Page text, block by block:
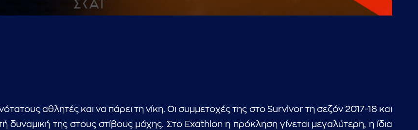
αθλητές και να πάρει τη νίκη. Οι συμμετοχές της στο Survivor τη σεζόν 2017-18 και
της στους στίβους μάχης. Στο Exathlon η πρόκληση γίνεται μεγαλύτερη, η ίδια